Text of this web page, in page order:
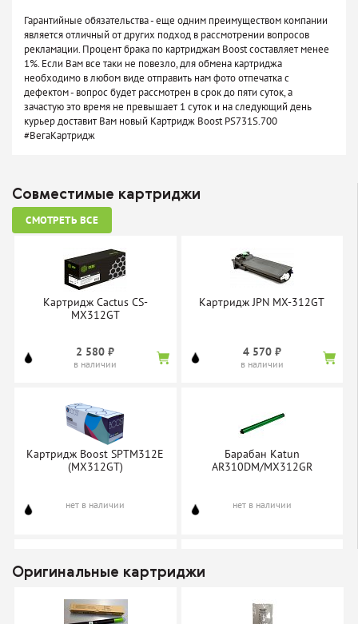
Гарантийные обязательства - еще одним преимуществом компании
является отличный от других подход в рассмотрении вопросов
рекламации. Процент брака по картриджам Boost составляет менее
1%. Если Вам все таки не повезло, для обмена картриджа
необходимо в любом виде отправить нам фото отпечатка с
дефектом - вопрос будет рассмотрен в срок до пяти суток, а
зачастую это время не превышает 1 суток и на следующий день
курьер доставит Вам новый Картридж Boost PS731S.700
#ВегаКартридж
Совместимые картриджи
СМОТРЕТЬ ВСЕ
Картридж Cactus CS-
MX312GT
2 580 ₽
в наличии
Картридж JPN MX-312GT
4 570 ₽
в наличии
Картридж Boost SPTM312E
(MX312GT)
нет в наличии
Барабан Katun
AR310DM/MX312GR
нет в наличии
Картридж Katun MX-312GT
Картридж NV-Print MX-
312GT
Оригинальные картриджи